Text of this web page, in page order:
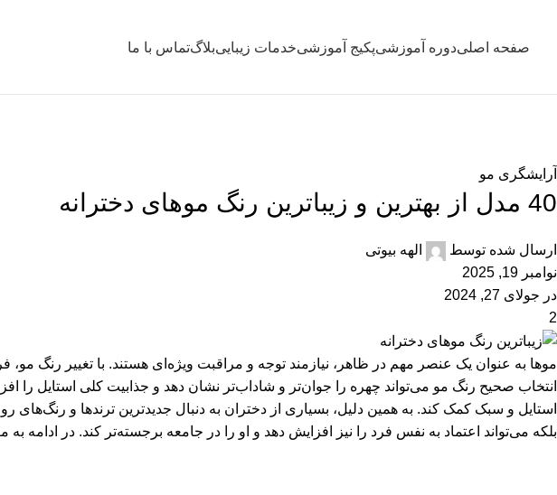
صفحه اصلیدوره آموزشیپکیج آموزشیخدمات زیباییبلاگتماس با ما
آرایشگری مو
40 مدل از بهترین و زیبا‌ترین رنگ موهای دخترانه
ارسال شده توسط
الهه بیوتی
نوامبر 19, 2025
در جولای 27, 2024
2
موها به عنوان یک عنصر مهم در ظاهر، نیازمند توجه و مراقبت ویژه‌ای هستند. با تغییر رنگ
انتخاب صحیح رنگ مو می‌تواند چهره را جوان‌تر و شاداب‌تر نشان دهد و جذابیت کلی استایل را
استایل و سبک کمک کند. به همین دلیل، بسیاری از دختران به دنبال جدیدترین ترندها و
بلکه می‌تواند اعتماد به نفس فرد را نیز افزایش دهد و او را در جامعه برجسته‌تر کند. در ادامه به معرفی 40 مدل از بهترین و زیباترین رنگ موهای دخترانه